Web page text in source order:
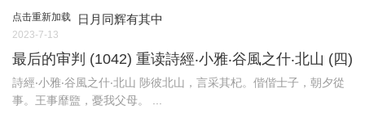
点击重新加载 日月同辉有其中
2023-7-13
最后的审判 (1042) 重读詩經‧小雅‧谷風之什‧北山 (四)
詩經‧小雅‧谷風之什‧北山 陟彼北山，言采其杞。偕偕士子，朝夕從
事。王事靡盬，憂我父母。 ...